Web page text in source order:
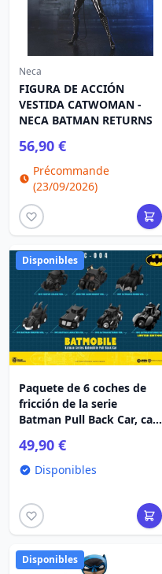
Neca
FIGURA DE ACCIÓN
VESTIDA CATWOMAN -
NECA BATMAN RETURNS
56,90 €
Précommande
(23/09/2026)
Disponibles
Paquete de 6 coches de
fricción de la serie
Batman Pull Back Car, caja
49,90 €
Disponibles
Disponibles